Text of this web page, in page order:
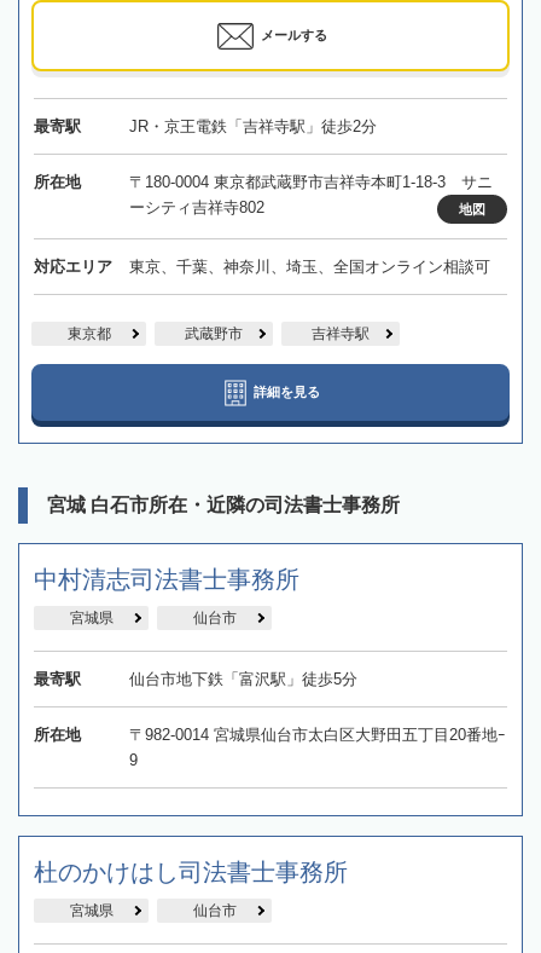
メールする
最寄駅 JR・京王電鉄「吉祥寺駅」徒歩2分
所在地
〒180-0004 東京都武蔵野市吉祥寺本町1-18-3 サニ
ーシティ吉祥寺802
地図
対応エリア 東京、千葉、神奈川、埼玉、全国オンライン相談可
東京都 武蔵野市 吉祥寺駅
詳細を見る
宮城 白石市所在・近隣の司法書士事務所
中村清志司法書士事務所
宮城県 仙台市
最寄駅 仙台市地下鉄「富沢駅」徒歩5分
所在地
〒982-0014 宮城県仙台市太白区大野田五丁目20番地ｰ
9
杜のかけはし司法書士事務所
宮城県 仙台市